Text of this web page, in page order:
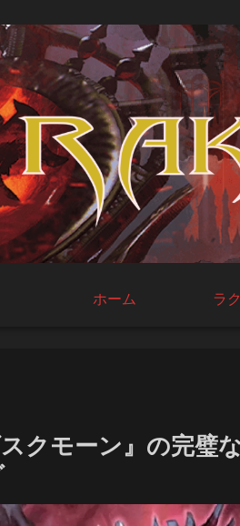
ホーム ラ
クモーン』の完璧